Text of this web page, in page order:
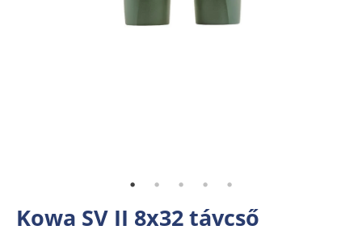
Kowa SV II 8x32 távcső